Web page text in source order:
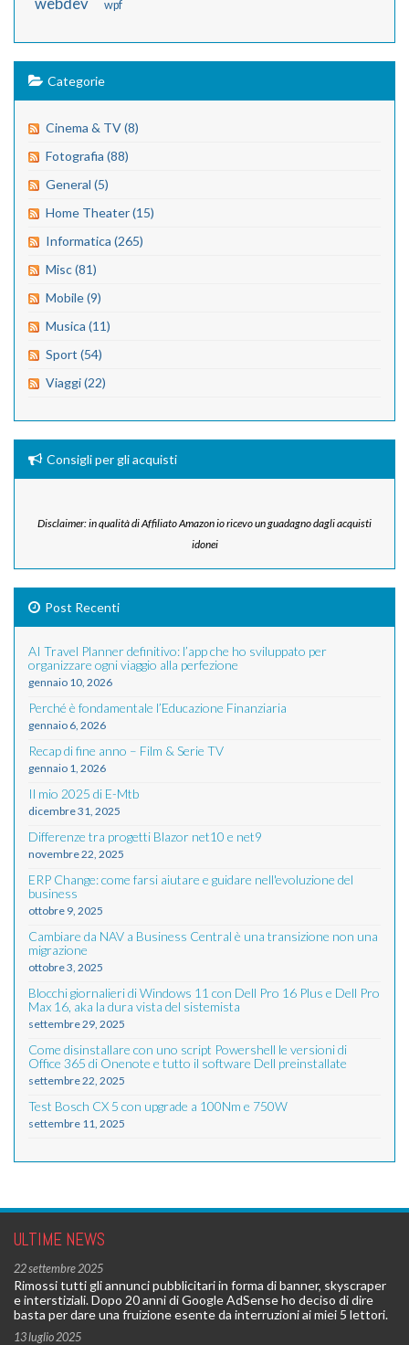
wpf
Categorie
Cinema & TV (8)
Fotografia (88)
General (5)
Home Theater (15)
Informatica (265)
Misc (81)
Mobile (9)
Musica (11)
Sport (54)
Viaggi (22)
Consigli per gli acquisti
Disclaimer: in qualità di Affiliato Amazon io ricevo un guadagno dagli acquisti
idonei
Post Recenti
AI Travel Planner definitivo: l’app che ho sviluppato per
organizzare ogni viaggio alla perfezione
gennaio 10, 2026
Perché è fondamentale l’Educazione Finanziaria
gennaio 6, 2026
Recap di fine anno – Film & Serie TV
gennaio 1, 2026
Il mio 2025 di E-Mtb
dicembre 31, 2025
Differenze tra progetti Blazor net10 e net9
novembre 22, 2025
ERP Change: come farsi aiutare e guidare nell'evoluzione del
business
ottobre 9, 2025
Cambiare da NAV a Business Central è una transizione non una
migrazione
ottobre 3, 2025
Blocchi giornalieri di Windows 11 con Dell Pro 16 Plus e Dell Pro
Max 16, aka la dura vista del sistemista
settembre 29, 2025
Come disinstallare con uno script Powershell le versioni di
Office 365 di Onenote e tutto il software Dell preinstallate
settembre 22, 2025
Test Bosch CX 5 con upgrade a 100Nm e 750W
settembre 11, 2025
ULTIME NEWS
22 settembre 2025
Rimossi tutti gli annunci pubblicitari in forma di banner, skyscraper
e interstiziali. Dopo 20 anni di Google AdSense ho deciso di dire
basta per dare una fruizione esente da interruzioni ai miei 5 lettori.
13 luglio 2025